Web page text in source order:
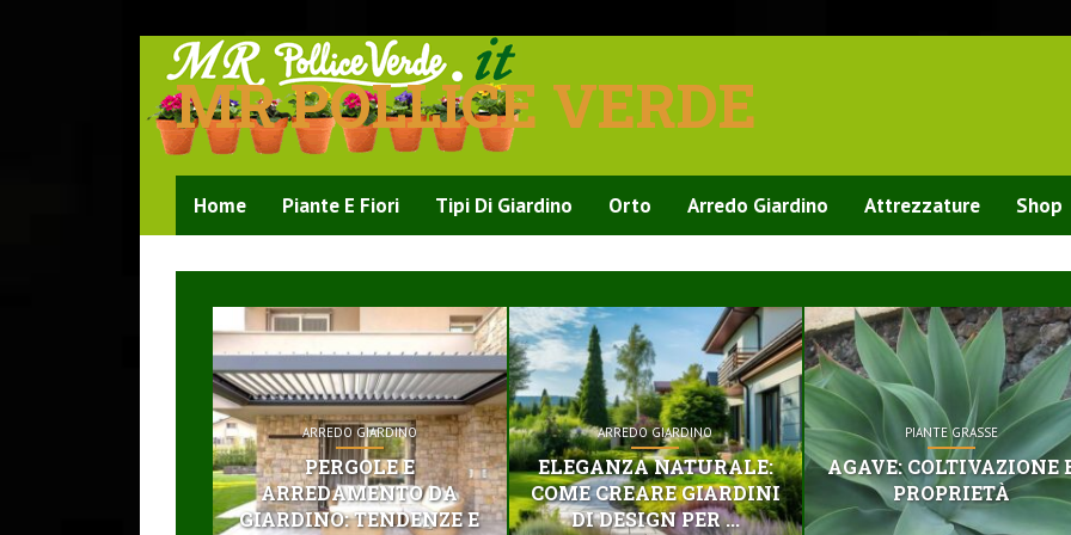
MR POLLICE VERDE
Home Piante E Fiori Tipi Di Giardino Orto Arredo Giardino Attrezzature Shop
ARREDO GIARDINO
PERGOLE E
ARREDAMENTO DA
GIARDINO: TENDENZE E
ARREDO GIARDINO
ELEGANZA NATURALE:
COME CREARE GIARDINI
DI DESIGN PER ...
PIANTE GRASSE
AGAVE: COLTIVAZIONE
PROPRIETÀ